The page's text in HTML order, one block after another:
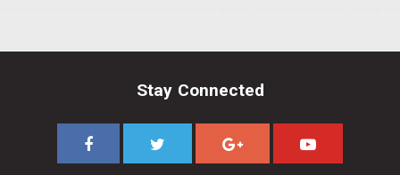
Stay Connected